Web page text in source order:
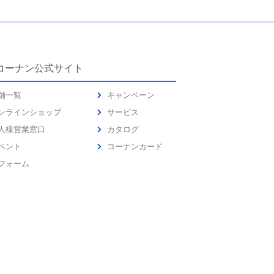
ーナン公式サイト
一覧
ラインショップ
様営業窓口
ント
ォーム
キャンペーン
サービス
カタログ
コーナンカード